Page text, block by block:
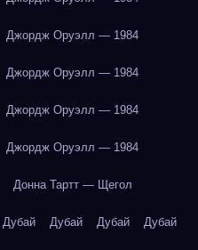
Джордж Оруэлл — 1984
Джордж Оруэлл — 1984
Джордж Оруэлл — 1984
Джордж Оруэлл — 1984
Донна Тартт — Щегол
Дубай Дубай Дубай Дубай